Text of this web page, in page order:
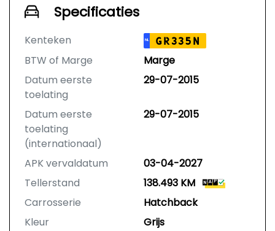
Specificaties
Kenteken NL GR335N
BTW of Marge
Marge
Datum eerste
toelating
29-07-2015
Datum eerste
toelating
(internationaal)
29-07-2015
APK vervaldatum
03-04-2027
Tellerstand
138.493 KM
Carrosserie
Hatchback
Kleur
Grijs